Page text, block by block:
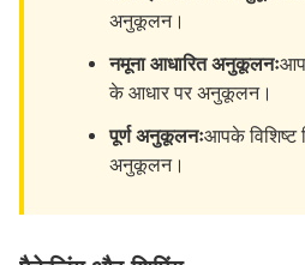
अनुकूलन।
नमूना आधारित अनुकूलनः
के आधार पर अनुकूलन।
पूर्ण अनुकूलनःआपके विशिष्ट
अनुकूलन।